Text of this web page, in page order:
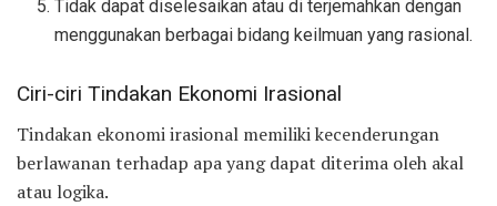
Tidak dapat diselesaikan atau di terjemahkan dengan
menggunakan berbagai bidang keilmuan yang rasional.
Ciri-ciri Tindakan Ekonomi Irasional
Tindakan ekonomi irasional memiliki kecenderungan
berlawanan terhadap apa yang dapat diterima oleh akal
atau logika.